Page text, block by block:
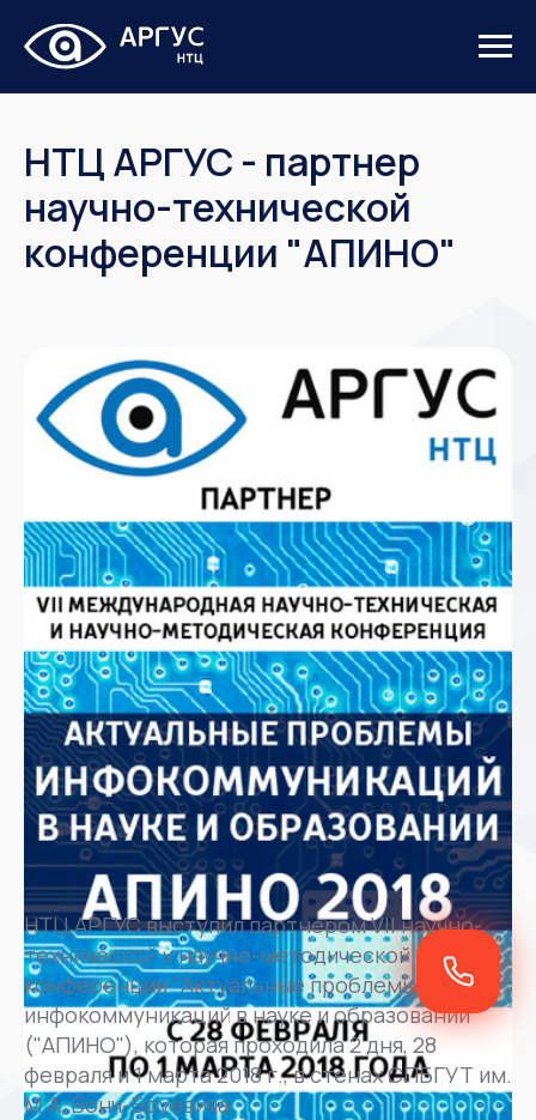
НТЦ АРГУС - партнер
научно-технической
конференции "АПИНО"
НТЦ АРГУС выступил партнером VII научно-
технической и научно-методической
конференции "Актуальные проблемы
инфокоммуникаций в науке и образовании"
("АПИНО"), которая проходила 2 дня, 28
февраля и 1 марта 2018 г., в стенах СПБГУТ им.
М.А, Бонч-Бруевича.